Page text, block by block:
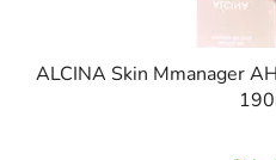
ALCINA Skin Mmanager